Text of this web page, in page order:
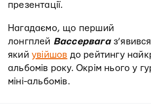
презентації.
Нагадаємо, що перший
лонгплей Вассервага
який увійшов до рейтингу
альбомів року. Окрім нього у
міні-альбомів.